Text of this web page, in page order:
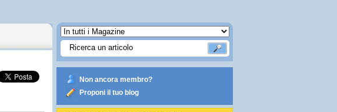
Non ancora membro?
Proponi il tuo blog